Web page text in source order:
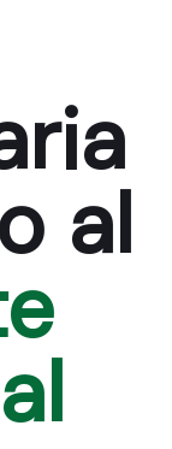
al